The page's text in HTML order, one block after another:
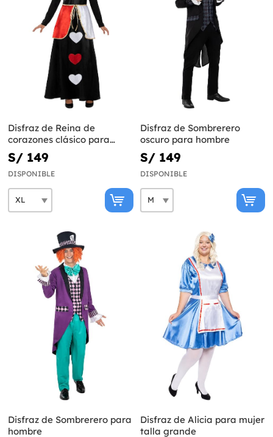
Disfraz de Reina de
corazones clásico para
mujer talla grande
S/ 149
DISPONIBLE
Disfraz de Sombrerero
oscuro para hombre
S/ 149
DISPONIBLE
Disfraz de Sombrerero para
hombre
Disfraz de Alicia para mujer
talla grande